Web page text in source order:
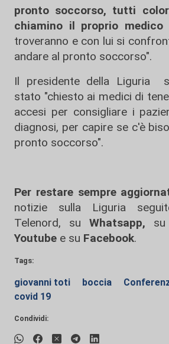
pronto soccorso, tutti
chiamino il proprio medico
troveranno e con lui si
andare al pronto soccorso".
Il presidente della Liguria
stato "chiesto ai medici di
accesi per consigliare i
diagnosi, per capire se c'è
pronto soccorso".
Per restare sempre
notizie sulla Liguria
Telenord, su
Whatsapp, su
Youtube e su Facebook.
Tags:
giovanni toti boccia
covid 19
Condividi: